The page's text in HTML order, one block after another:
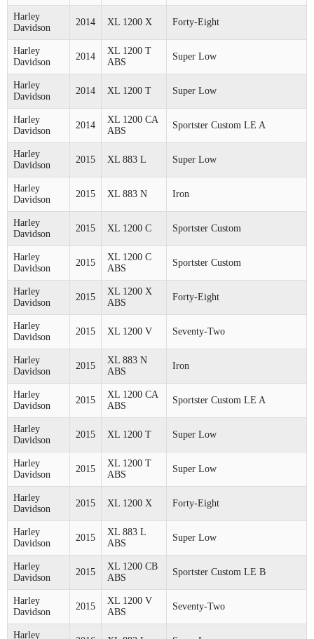
Harley
Davidson
2014 XL 1200 X Forty-Eight
Harley
Davidson
2014
XL 1200 T
ABS
Super Low
Harley
Davidson
2014 XL 1200 T Super Low
Harley
Davidson
2014
XL 1200 CA
ABS
Sportster Custom LE A
Harley
Davidson
2015 XL 883 L Super Low
Harley
Davidson
2015 XL 883 N Iron
Harley
Davidson
2015 XL 1200 C Sportster Custom
Harley
Davidson
2015
XL 1200 C
ABS
Sportster Custom
Harley
Davidson
2015
XL 1200 X
ABS
Forty-Eight
Harley
Davidson
2015 XL 1200 V Seventy-Two
Harley
Davidson
2015
XL 883 N
ABS
Iron
Harley
Davidson
2015
XL 1200 CA
ABS
Sportster Custom LE A
Harley
Davidson
2015 XL 1200 T Super Low
Harley
Davidson
2015
XL 1200 T
ABS
Super Low
Harley
Davidson
2015 XL 1200 X Forty-Eight
Harley
Davidson
2015
XL 883 L
ABS
Super Low
Harley
Davidson
2015
XL 1200 CB
ABS
Sportster Custom LE B
Harley
Davidson
2015
XL 1200 V
ABS
Seventy-Two
Harley